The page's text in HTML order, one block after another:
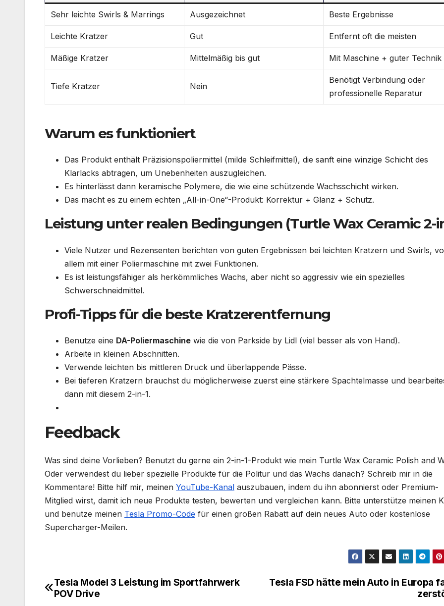
Sehr leichte Swirls & Marrings Ausgezeichnet Beste Ergebnisse
Leichte Kratzer Gut Entfernt oft die meisten
Mäßige Kratzer Mittelmäßig bis gut Mit Maschine + guter Technik
Tiefe Kratzer Nein
Benötigt Verbindung oder
professionelle Reparatur
Warum es funktioniert
Das Produkt enthält Präzisionspoliermittel (milde Schleifmittel), die sanft eine winzige Schicht des
Klarlacks abtragen, um Unebenheiten auszugleichen.
Es hinterlässt dann keramische Polymere, die wie eine schützende Wachsschicht wirken.
Das macht es zu einem echten „All-in-One“-Produkt: Korrektur + Glanz + Schutz.
Leistung unter realen Bedingungen (Turtle Wax Ceramic 2-
Viele Nutzer und Rezensenten berichten von guten Ergebnissen bei leichten Kratzern und Swirls,
allem mit einer Poliermaschine mit zwei Funktionen.
Es ist leistungsfähiger als herkömmliches Wachs, aber nicht so aggressiv wie ein spezielles
Schwerschneidmittel.
Profi-Tipps für die beste Kratzerentfernung
Benutze eine DA-Poliermaschine wie die von Parkside by Lidl (viel besser als von Hand).
Arbeite in kleinen Abschnitten.
Verwende leichten bis mittleren Druck und überlappende Pässe.
Bei tieferen Kratzern brauchst du möglicherweise zuerst eine stärkere Spachtelmasse und
dann mit diesem 2-in-1.
Feedback
Was sind deine Vorlieben? Benutzt du gerne ein 2-in-1-Produkt wie mein Turtle Wax Ceramic Polish and
Oder verwendest du lieber spezielle Produkte für die Politur und das Wachs danach? Schreib mir in die
Kommentare! Bitte hilf mir, meinen YouTube-Kanal auszubauen, indem du ihn abonnierst oder Premium-
Mitglied wirst, damit ich neue Produkte testen, bewerten und vergleichen kann. Bitte unterstütze meinen
und benutze meinen Tesla Promo-Code für einen großen Rabatt auf dein neues Auto oder kostenlose
Supercharger-Meilen.
Beitragsnavigation
Tesla FSD hätte mein Auto in Europa
Tesla Model 3 Leistung im Sportfahrwerk
POV Drive